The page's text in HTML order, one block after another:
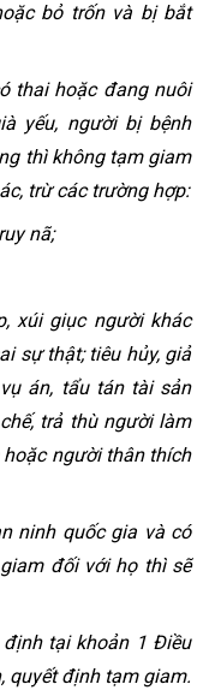
bỏ trốn và bị bắt
thai hoặc đang nuôi
yếu, người bị bệnh
thì không tạm giam
trừ các trường hợp:
nã;
xúi giục người khác
sự thật; tiêu hủy, giả
án, tẩu tán tài sản
trả thù người làm
người thân thích
ninh quốc gia và có
đối với họ thì sẽ
tại khoản 1 Điều
quyết định tạm giam.